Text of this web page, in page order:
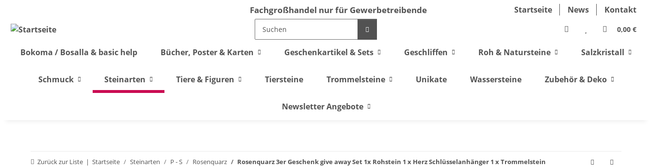
Fachgroßhandel nur für Gewerbetreibende Startseite News Kontakt
0,00 €
Bokoma / Bosalla & basic help Bücher, Poster & Karten Geschenkartikel & Sets Geschliffen Roh & Natursteine Salzkristall
Schmuck Steinarten Tiere & Figuren Tiersteine Trommelsteine Unikate Wassersteine Zubehör & Deko
Newsletter Angebote
Zurück zur Liste Startseite Steinarten P - S Rosenquarz Rosenquarz 3er Geschenk give away Set 1x Rohstein 1 x Herz Schlüsselanhänger 1 x Trommelstein